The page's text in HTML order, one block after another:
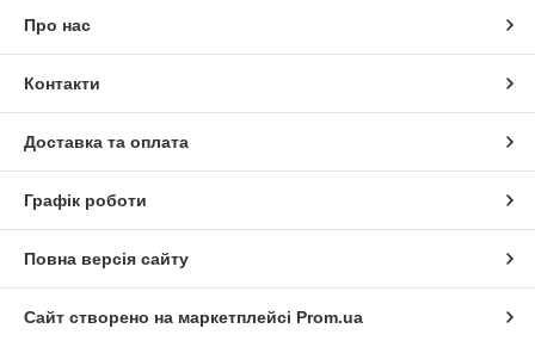
Про нас
Контакти
Доставка та оплата
Графік роботи
Повна версія сайту
Сайт створено на маркетплейсі Prom.ua